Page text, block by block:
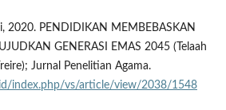
2020. PENDIDIKAN MEMBEBASKAN
GENERASI EMAS 2045 (Telaah
Jurnal Penelitian Agama.
index.php/vs/article/view/2038/1548